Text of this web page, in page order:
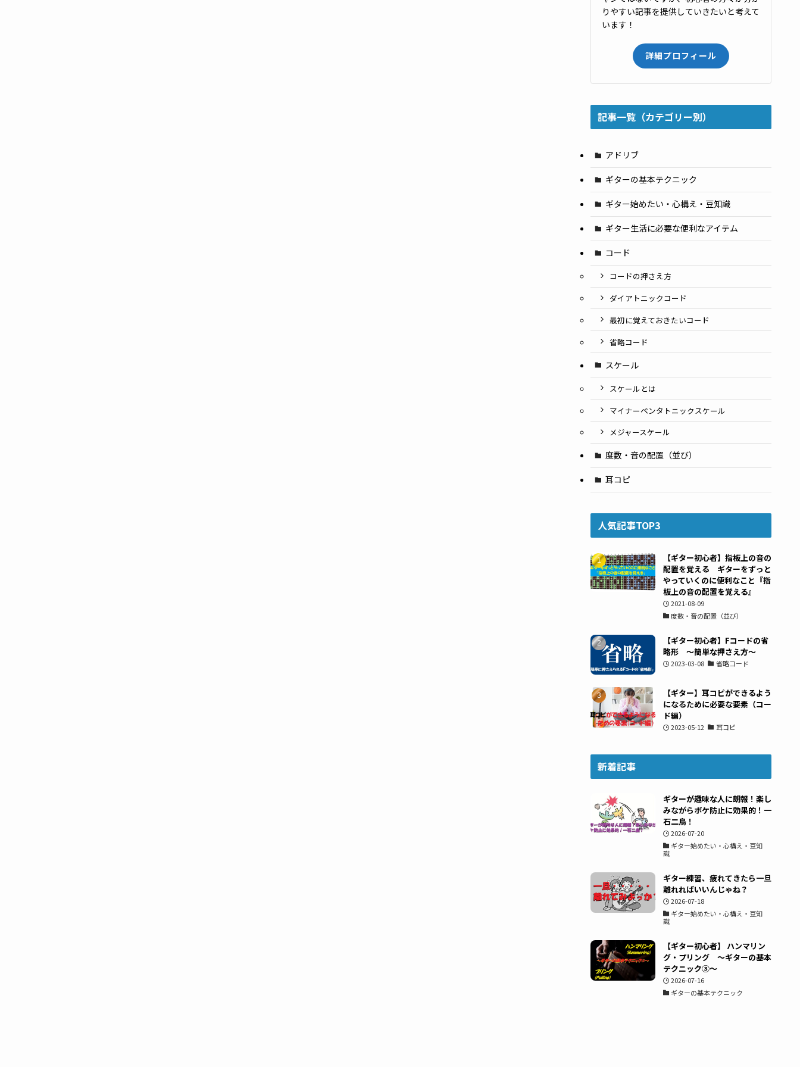
りやすい記事を提供していきたいと考えて
います！
詳細プロフィール
記事一覧（カテゴリー別）
アドリブ
ギターの基本テクニック
ギター始めたい・心構え・豆知識
ギター生活に必要な便利なアイテム
コード
コードの押さえ方
ダイアトニックコード
最初に覚えておきたいコード
省略コード
スケール
スケールとは
マイナーペンタトニックスケール
メジャースケール
度数・音の配置（並び）
耳コピ
人気記事TOP3
【ギター初心者】指板上の音の
配置を覚える ギターをずっと
やっていくのに便利なこと『指
板上の音の配置を覚える』
2021-08-09
度数・音の配置（並び）
【ギター初心者】Fコードの省
略形 ～簡単な押さえ方～
2023-03-08 省略コード
【ギター】耳コピができるよう
になるために必要な要素（コー
ド編）
2023-05-12 耳コピ
新着記事
ギターが趣味な人に朗報！楽し
みながらボケ防止に効果的！一
石二鳥！
2026-07-20
ギター始めたい・心構え・豆知
識
ギター練習、疲れてきたら一旦
離れればいいんじゃね？
2026-07-18
ギター始めたい・心構え・豆知
識
【ギター初心者】 ハンマリン
グ・プリング ～ギターの基本
テクニック③～
2026-07-16
ギターの基本テクニック